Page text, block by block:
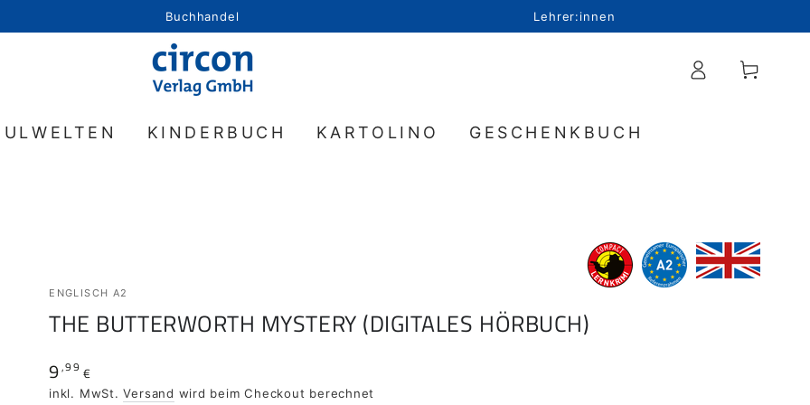
Buchhandel Lehrer:innen
KINDERBUCH KARTOLINO GESCHENKBUCH
EinloggenWarenkorb
ENGLISCH A2
THE BUTTERWORTH MYSTERY (DIGITALES HÖRBUCH)
Regulärer
Preis
9,99 €
inkl. MwSt.Versand wird beim Checkout berechnet